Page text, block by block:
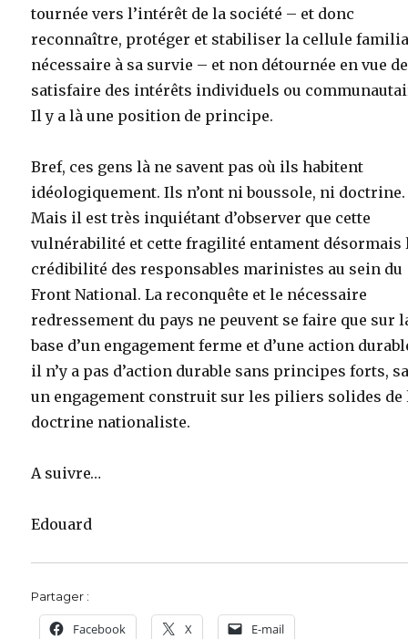
tournée vers l’intérêt de la société – et donc
reconnaître, protéger et stabiliser la cellule
nécessaire à sa survie – et non détournée en vue de
satisfaire des intérêts individuels ou
Il y a là une position de principe.
Bref, ces gens là ne savent pas où ils habitent
idéologiquement. Ils n’ont ni boussole, ni doctrine.
Mais il est très inquiétant d’observer que cette
vulnérabilité et cette fragilité entament désormais
crédibilité des responsables marinistes au sein du
Front National. La reconquête et le nécessaire
redressement du pays ne peuvent se faire que sur
base d’un engagement ferme et d’une action
il n’y a pas d’action durable sans principes forts,
un engagement construit sur les piliers solides de
doctrine nationaliste.
A suivre…
Edouard
Partager :
Facebook X E-mail